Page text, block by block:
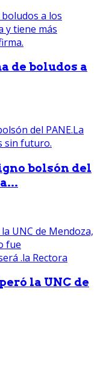
de boludos a
bolsón del
la UNC de